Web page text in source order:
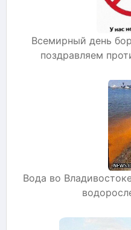
Всемирный день
поздравляем
Вода во